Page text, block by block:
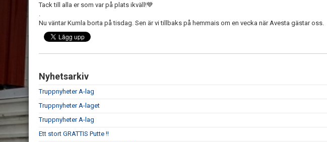
Tack till alla er som var på plats ikväll!💙
.
Nu väntar Kumla borta på tisdag. Sen är vi tillbaks på hemmais om en vecka när Avesta gästar oss.
Nyhetsarkiv
Truppnyheter A-lag
Truppnyheter A-laget
Truppnyheter A-lag
Ett stort GRATTIS Putte !!